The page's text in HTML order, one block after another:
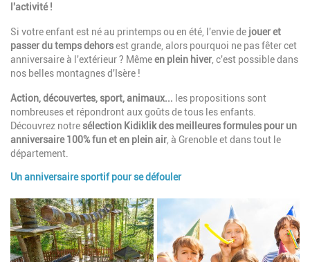
l'activité !
Si votre enfant est né au printemps ou en été, l'envie de jouer et
passer du temps dehorsest grande, alors pourquoi ne pas fêter cet
anniversaire à l'extérieur ? Mêmeen plein hiver , c'est possible dans
nos belles montagnes d'Isère !
Action, découvertes, sport, animaux... les propositions sont
nombreuses et répondront aux goûts de tous les enfants.
Découvrez notresélection Kidiklik des meilleures formules pour un
anniversaire 100% fun et en plein air , à Grenoble et dans tout le
département.
Paragraphes
Un anniversaire sportif pour se défouler
Image